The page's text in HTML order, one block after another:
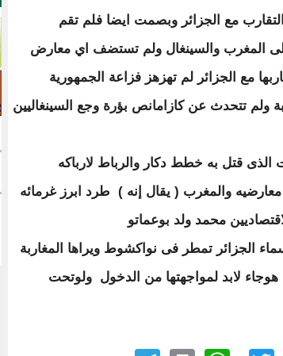
مع الجزائر وبصمت ايضا فلم تقم
المغرب والسينغال ولم تستضف اي معارض
مع الجزائر لم تهزهز فزاعة الجمهورية
ولم تتحدث عن كازامانص بؤرة وجع السينغاليين
الذى قتل به خطط دكار والرباط لارباكه
والمغرب ( يقال إنه ) طرد ابرز غرمائه
محمد ولد بوعماتو
الجزائر تمطر فى نواكشوط ويراها المغاربة
لابد لمواجهتها من الدخول ولوتحت